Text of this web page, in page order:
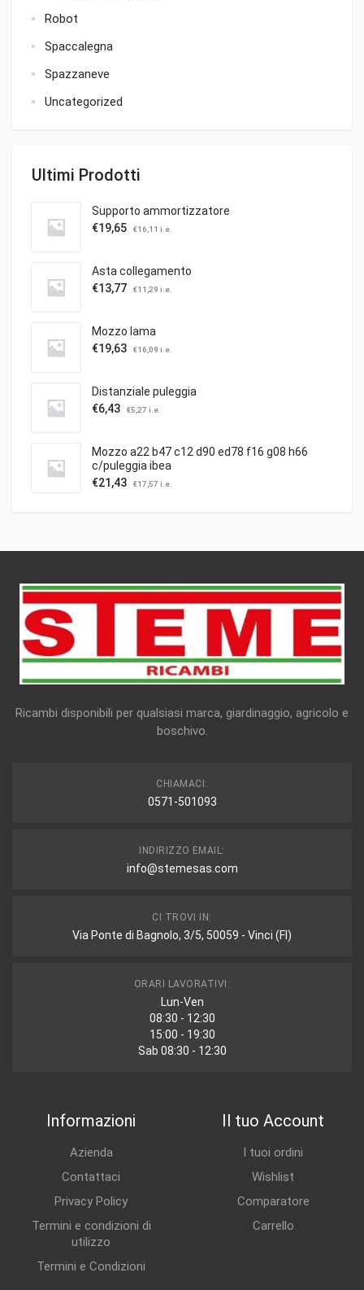
Robot
Spaccalegna
Spazzaneve
Uncategorized
Ultimi Prodotti
Supporto ammortizzatore
€19,65 €16,11 i.e.
Asta collegamento
€13,77 €11,29 i.e.
Mozzo lama
€19,63 €16,09 i.e.
Distanziale puleggia
€6,43 €5,27 i.e.
Mozzo a22 b47 c12 d90 ed78 f16 g08 h66
c/puleggia ibea
€21,43 €17,57 i.e.
Ricambi disponibili per qualsiasi marca, giardinaggio, agricolo e
boschivo.
CHIAMACI:
0571-501093
INDIRIZZO EMAIL:
info@stemesas.com
CI TROVI IN:
Via Ponte di Bagnolo, 3/5, 50059 - Vinci (FI)
ORARI LAVORATIVI:
Lun-Ven
08:30 - 12:30
15:00 - 19:30
Sab 08:30 - 12:30
Informazioni
Azienda
Contattaci
Privacy Policy
Termini e condizioni di
utilizzo
Termini e Condizioni
Il tuo Account
I tuoi ordini
Wishlist
Comparatore
Carrello